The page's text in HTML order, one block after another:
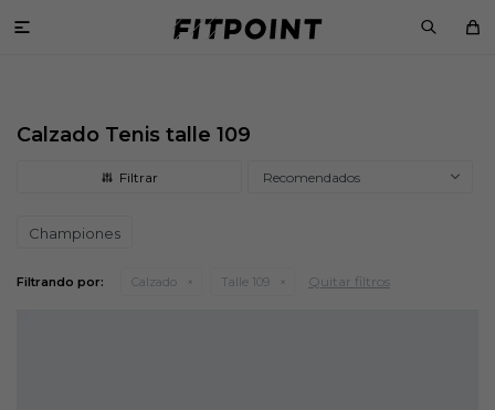

Calzado Tenis talle 109
Recomendados
Championes
Filtrando por: Calzado Talle 109 Quitar filtros